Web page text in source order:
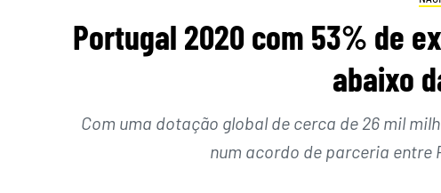
Portugal 2020 com 53% de
abaixo
Com uma dotação global de cerca de 26 mil
num acordo de parceria entre